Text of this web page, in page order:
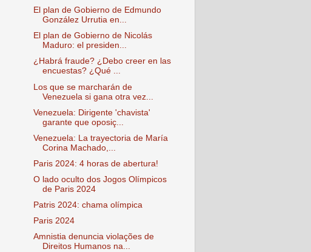
El plan de Gobierno de Edmundo
González Urrutia en...
El plan de Gobierno de Nicolás
Maduro: el presiden...
¿Habrá fraude? ¿Debo creer en las
encuestas? ¿Qué ...
Los que se marcharán de
Venezuela si gana otra vez...
Venezuela: Dirigente 'chavista'
garante que oposiç...
Venezuela: La trayectoria de María
Corina Machado,...
Paris 2024: 4 horas de abertura!
O lado oculto dos Jogos Olímpicos
de Paris 2024
Patris 2024: chama olímpica
Paris 2024
Amnistia denuncia violações de
Direitos Humanos na...